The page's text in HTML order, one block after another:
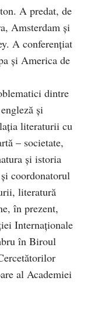
A predat, de
Amsterdam și
A conferenţiat
şi America de
dintre
și
literaturii cu
– societate,
şi istoria
coordonatorul
literatură
în prezent,
Internaţionale
în Biroul
al Academiei